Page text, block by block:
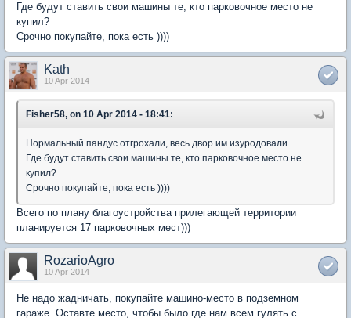
Где будут ставить свои машины те, кто парковочное место не
купил?
Срочно покупайте, пока есть ))))
Kath
10 Apr 2014
Fisher58, on 10 Apr 2014 - 18:41:
Нормальный пандус отгрохали, весь двор им изуродовали.
Где будут ставить свои машины те, кто парковочное место не
купил?
Срочно покупайте, пока есть ))))
Всего по плану благоустройства прилегающей территории
планируется 17 парковочных мест)))
RozarioAgro
10 Apr 2014
Не надо жадничать, покупайте машино-место в подземном
гараже. Оставте место, чтобы было где нам всем гулять с